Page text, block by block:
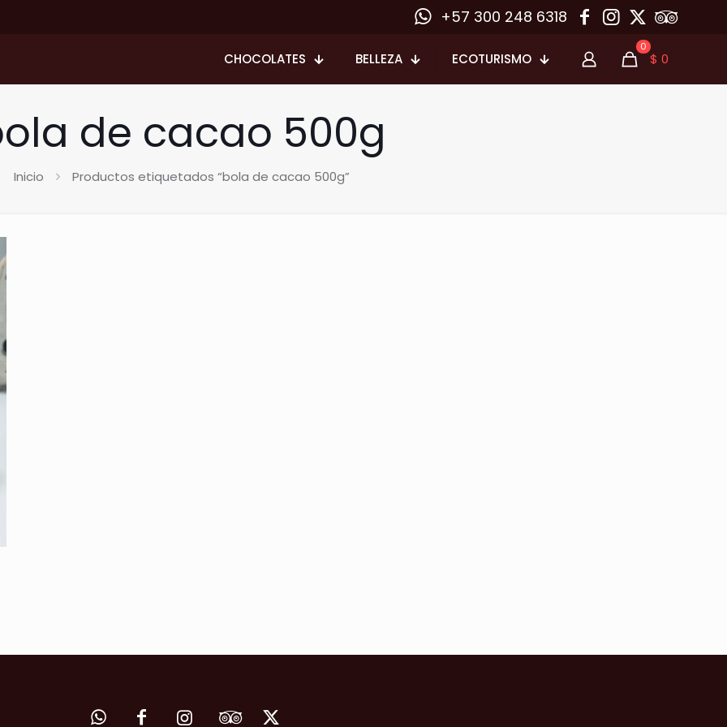
+57 300 248 6318
CHOCOLATES BELLEZA ECOTURISMO
0
$ 0
de cacao 500g
Inicio Productos etiquetados “bola de cacao 500g”